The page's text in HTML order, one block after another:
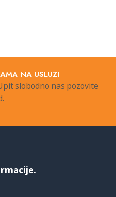
NA USLUZI
slobodno nas pozovite